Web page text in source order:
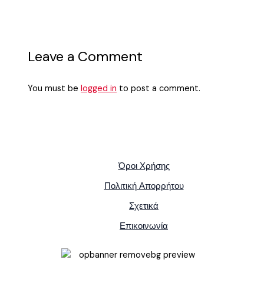
Leave a Comment
You must belogged in to post a comment.
Όροι Χρήσης
Πολιτική Απορρήτου
Σχετικά
Επικοινωνία